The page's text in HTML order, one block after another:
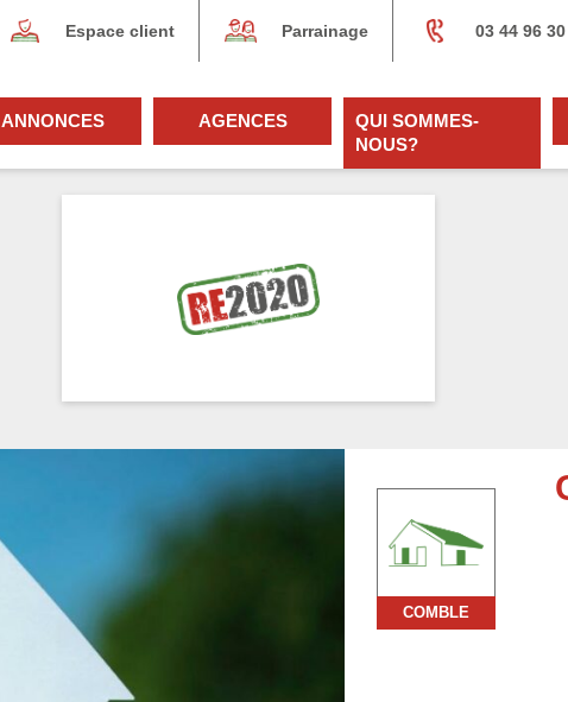
Espace client Parrainage 03 44 96
ANNONCES AGENCES
QUI SOMMES-
NOUS?
COMBLE